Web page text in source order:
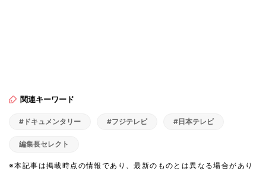
関連キーワード
#ドキュメンタリー #フジテレビ #日本テレビ
編集長セレクト
※本記事は掲載時点の情報であり、最新のものとは異なる場合があり